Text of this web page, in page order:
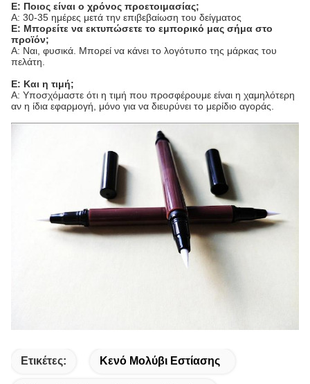
Ε: Ποιος είναι ο χρόνος προετοιμασίας;
Α: 30-35 ημέρες μετά την επιβεβαίωση του δείγματος
Ε: Μπορείτε να εκτυπώσετε το εμπορικό μας σήμα στο
προϊόν;
Α: Ναι, φυσικά. Μπορεί να κάνει το λογότυπο της μάρκας του
πελάτη.
Ε: Και η τιμή;
Α: Υποσχόμαστε ότι η τιμή που προσφέρουμε είναι η χαμηλότερη
αν η ίδια εφαρμογή, μόνο για να διευρύνει το μερίδιο αγοράς.
Ετικέτες: Κενό Μολύβι Εστίασης